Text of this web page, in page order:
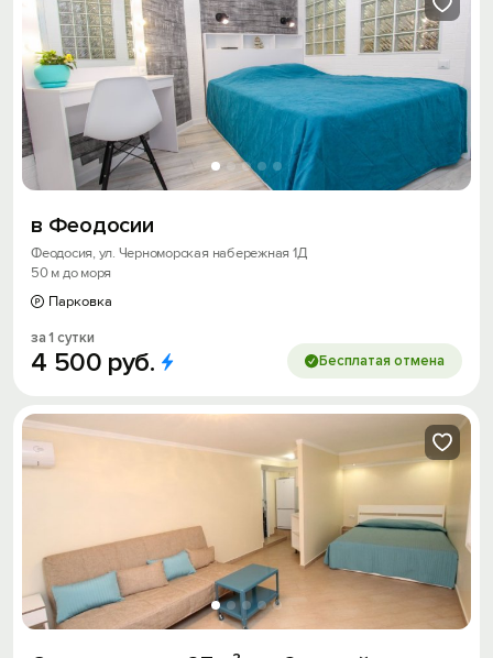
в Феодосии
Феодосия, ул. Черноморская набережная 1Д
50 м до моря
Парковка
за 1 сутки
4 500 руб. Бесплатая отмена